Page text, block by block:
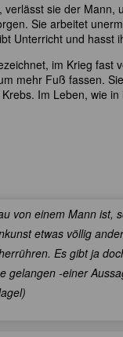
sie der
Sie arbeitet
Unterricht und hasst
im Krieg
mehr Fuß fassen.
Im Leben, wie
von einem Mann ist,
etwas völlig
Es gibt ja
gelangen -einer